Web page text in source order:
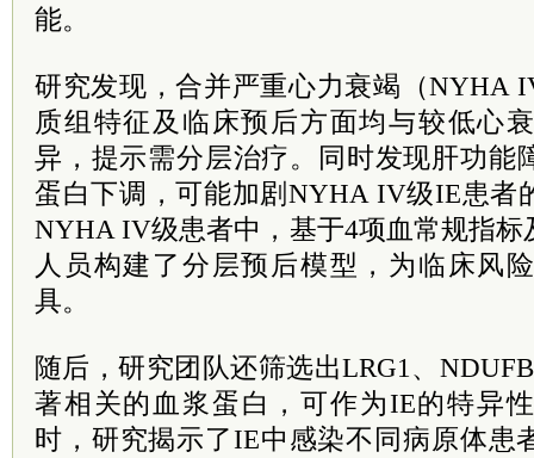
能。
研究发现，合并严重心力衰竭（NYHA
质组特征及临床预后方面均与较低心
异，提示需分层治疗。同时发现肝功能
蛋白下调，可能加剧NYHA IV级IE患者
NYHA IV级患者中，基于4项血常规指标
人员构建了分层预后模型，为临床风
具。
随后，研究团队还筛选出LRG1、
著相关的血浆蛋白，可作为IE的特异
时，研究揭示了IE中感染不同病原体患